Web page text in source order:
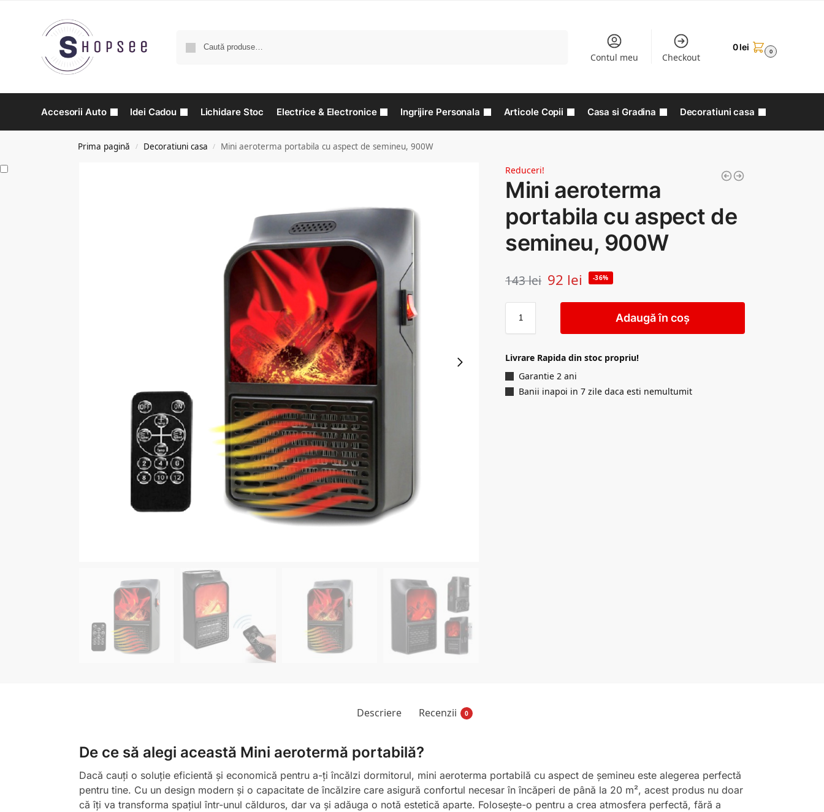
Contul meu Checkout
0lei 0
Accesorii Auto Idei Cadou Lichidare Stoc Electrice & Electronice Ingrijire Personala Articole Copii Casa si Gradina Decoratiuni casa
Prima pagină / Decoratiuni casa / Mini aeroterma portabila cu aspect de semineu, 900W
Reduceri!
Mini aeroterma
portabila cu aspect de
semineu, 900W
143lei 92 lei -36%
Adaugă în coș
Livrare Rapida din stoc propriu!
Garantie 2 ani
Banii inapoi in 7 zile daca esti nemultumit
Descriere Recenzii 0
De ce să alegi această Mini aerotermă portabilă?
Dacă cauți o soluție eficientă și economică pentru a-ți încălzi dormitorul, mini aeroterma portabilă cu aspect de șemineu este alegerea perfectă
pentru tine. Cu un design modern și o capacitate de încălzire care asigură confortul necesar în încăperi de până la 20 m², acest produs nu doar
că îți va transforma spațiul într-unul călduros, dar va și adăuga o notă estetică aparte. Folosește-o pentru a crea atmosfera perfectă, fără a